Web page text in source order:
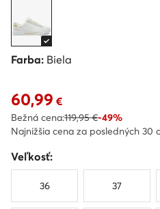
Farba: Biela
Aktuálna cena 60,99 €
60,99 €
Bežná cena:119,95 €-49%
Najnižšia cena za posledných 30
Veľkosť:
36 37